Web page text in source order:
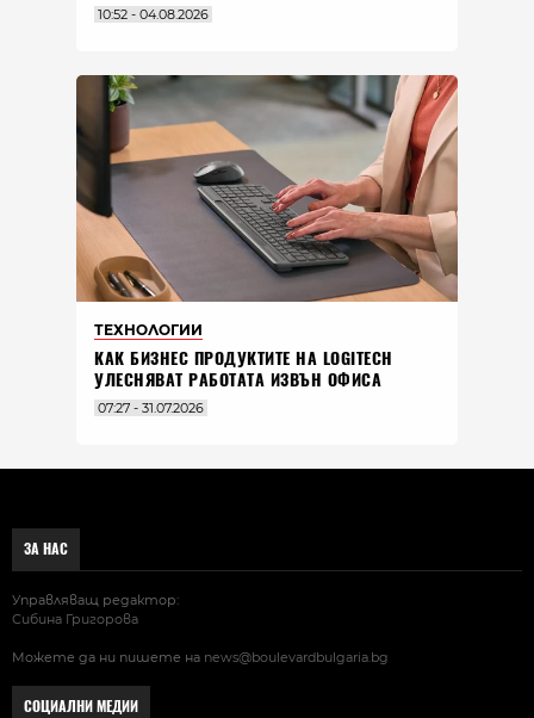
10:52 - 04.08.2026
ТЕХНОЛОГИИ
КАК БИЗНЕС ПРОДУКТИТЕ НА LOGITECH
УЛЕСНЯВАТ РАБОТАТА ИЗВЪН ОФИСА
07:27 - 31.07.2026
ЗА НАС
Управляващ редактор:
Сибина Григорова
Можете да ни пишете на news@boulevardbulgaria.bg
СОЦИАЛНИ МЕДИИ